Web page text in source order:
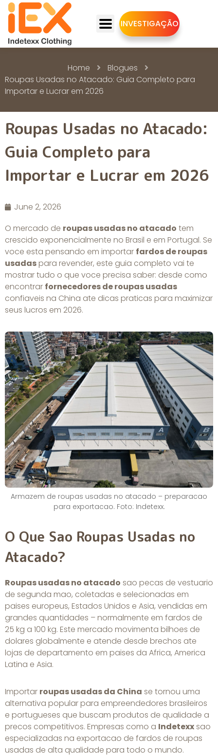
INVESTIGAÇÃO
Home
Blogues
Roupas Usadas no Atacado: Guia Completo para
Importar e Lucrar em 2026
Roupas Usadas no Atacado:
Guia Completo para
Importar e Lucrar em 2026
June 2, 2026
O mercado de roupas usadas no atacado tem
crescido exponencialmente no Brasil e em Portugal. Se
voce esta pensando em importar fardos de roupas
usadaspara revender, este guia completo vai te
mostrar tudo o que voce precisa saber: desde como
encontrar fornecedores de roupas usadas
confiaveis na China ate dicas praticas para maximizar
seus lucros em 2026.
Armazem de roupas usadas no atacado – preparacao
para exportacao. Foto: Indetexx.
O Que Sao Roupas Usadas no
Atacado?
Roupas usadas no atacado sao pecas de vestuario
de segunda mao, coletadas e selecionadas em
paises europeus, Estados Unidos e Asia, vendidas em
grandes quantidades – normalmente em fardos de
25 kg a 100 kg. Este mercado movimenta bilhoes de
dolares globalmente e atende desde brechos ate
lojas de departamento em paises da Africa, America
Latina e Asia.
Importar roupas usadas da China se tornou uma
alternativa popular para empreendedores brasileiros
e portugueses que buscam produtos de qualidade a
precos competitivos. Empresas como a Indetexxsao
especializadas na exportacao de fardos de roupas
usadas de alta qualidade para todo o mundo.